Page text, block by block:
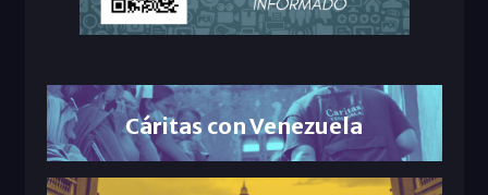
Cáritas con Venezuela